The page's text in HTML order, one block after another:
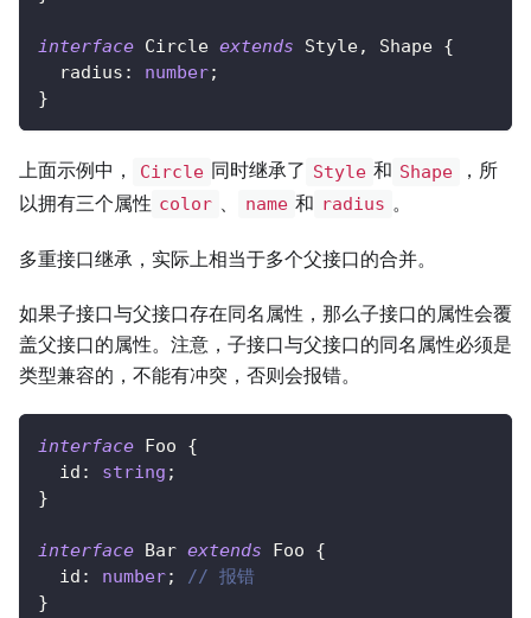
interface Circle extends Style, Shape {
  radius
: number;
}
上面示例中， Circle 同时继承了 Style 和 Shape
，所
以拥有三个属性 color 、 name 和 radius 。
多重接口继承，实际上相当于多个父接口的合并。
如果子接口与父接口存在同名属性，那么子接口的属性会覆
盖父接口的属性。注意，子接口与父接口的同名属性必须是
类型兼容的，不能有冲突，否则会报错。
interface Foo
{
  id
: string ;
}
interface Bar extends Foo
{
  id
: number;
// 报错
}